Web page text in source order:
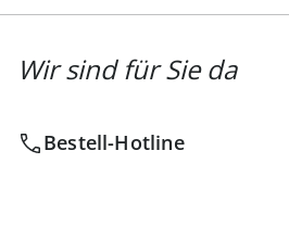
Wir sind für Sie da
Bestell-Hotline